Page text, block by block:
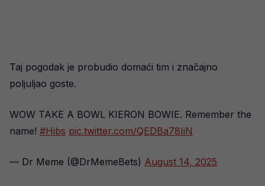
Taj pogodak je probudio domaći tim i značajno
poljuljao goste.
WOW TAKE A BOWL KIERON BOWIE. Remember the
name! #Hibs pic.twitter.com/QEDBa78IiN
— Dr Meme (@DrMemeBets) August 14, 2025